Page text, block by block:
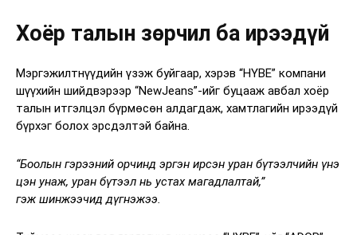
Хоёр талын зөрчил ба ирээдүй
Мэргэжилтнүүдийн үзэж буйгаар, хэрэв “HYBE” компани
шүүхийн шийдвэрээр “NewJeans”-ийг буцааж авбал хоёр
талын итгэлцэл бүрмөсөн алдагдаж, хамтлагийн ирээдүй
бүрхэг болох эрсдэлтэй байна.
“Боолын гэрээний орчинд эргэн ирсэн уран бүтээлчийн үнэ
цэн унаж, уран бүтээл нь устах магадлалтай,”
гэж шинжээчид дүгнэжээ.